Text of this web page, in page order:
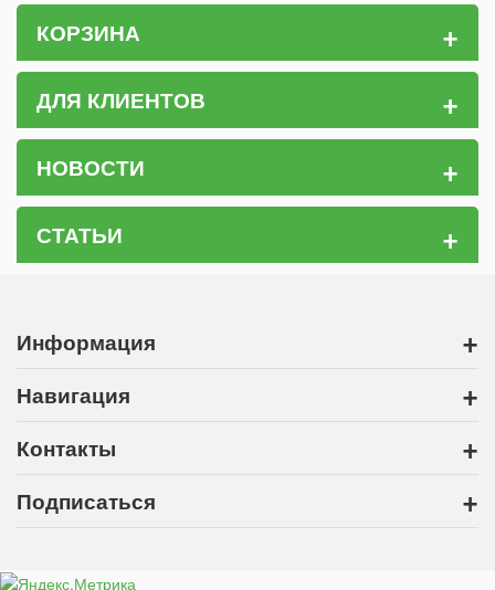
КОРЗИНА +
ДЛЯ КЛИЕНТОВ +
НОВОСТИ +
СТАТЬИ +
Информация +
Навигация +
Контакты +
Подписаться +